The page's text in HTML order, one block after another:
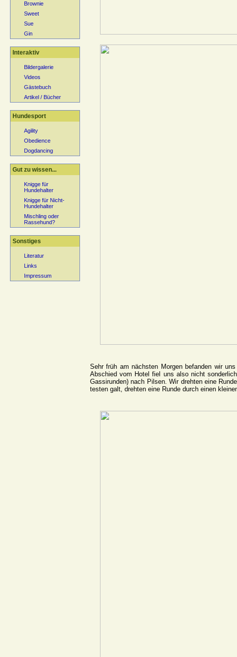
Brownie
Sweet
Sue
Gin
Interaktiv
Bildergalerie
Videos
Gästebuch
Artikel / Bücher
Hundesport
Agility
Obedience
Dogdancing
Gut zu wissen...
Knigge für
Hundehalter
Knigge für Nicht-
Hundehalter
Mischling oder
Rassehund?
Sonstiges
Literatur
Links
Impressum
Sehr früh am nächsten Morgen befanden wir
Abschied vom Hotel fiel uns also nicht
Gassirunden) nach Pilsen. Wir drehten eine
testen galt, drehten eine Runde durch einen